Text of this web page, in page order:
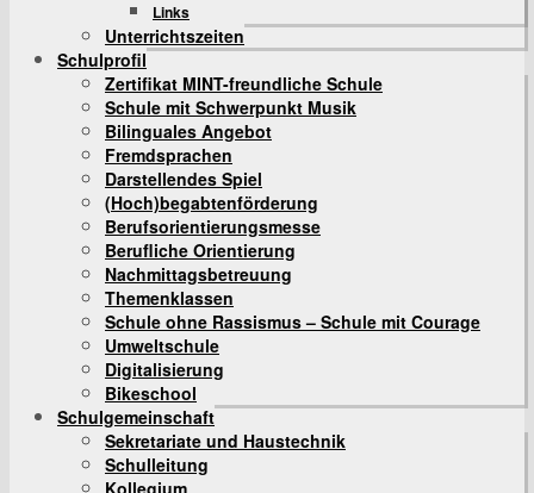
Links
Unterrichtszeiten
Schulprofil
Zertifikat MINT-freundliche Schule
Schule mit Schwerpunkt Musik
Bilinguales Angebot
Fremdsprachen
Darstellendes Spiel
(Hoch)begabtenförderung
Berufsorientierungsmesse
Berufliche Orientierung
Nachmittagsbetreuung
Themenklassen
Schule ohne Rassismus – Schule mit Courage
Umweltschule
Digitalisierung
Bikeschool
Schulgemeinschaft
Sekretariate und Haustechnik
Schulleitung
Kollegium